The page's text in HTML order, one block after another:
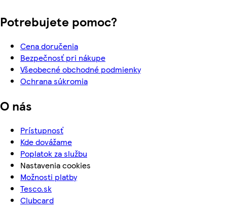
Potrebujete pomoc?
Cena doručenia
Bezpečnosť pri nákupe
Všeobecné obchodné podmienky
Ochrana súkromia
O nás
Prístupnosť
Kde dovážame
Poplatok za službu
Nastavenia cookies
Možnosti platby
Tesco.sk
Clubcard